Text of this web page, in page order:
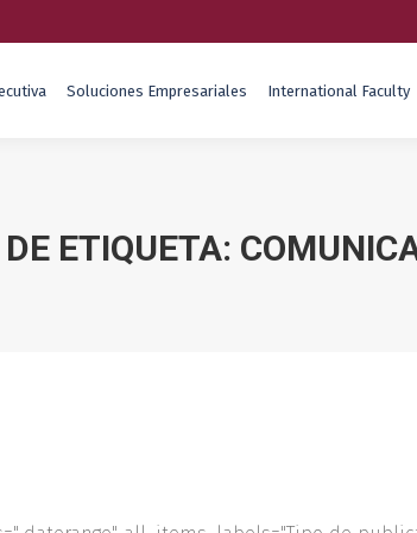
Soluciones Empresariales International Faculty
ETIQUETA: